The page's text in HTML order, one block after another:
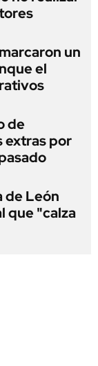
un
el
de
extras por
de León
que "calza